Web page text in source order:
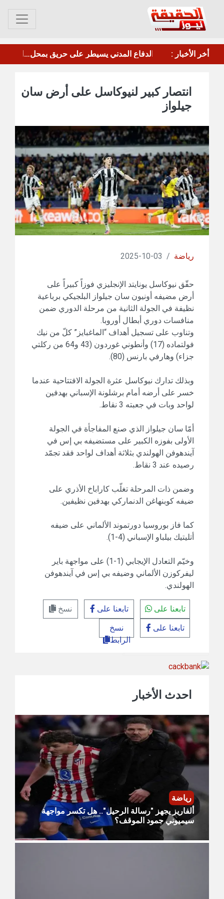
أخر الأخبار : جامعة عدن تطلق دورة متخصصة في تحقيق كتب التراث
انتصار كبير لنيوكاسل على أرض سان
جيلواز
رياضة /
03-10-2025
حقّق نيوكاسل يونايتد الإنجليزي فوزاً كبيراً على
أرض مضيفه أونيون سان جيلواز البلجيكي برباعية
نظيفة في الجولة الثانية من مرحلة الدوري ضمن
منافسات دوري أبطال أوروبا.
وتناوب على تسجيل أهداف “الماغبايز” كلّ من نيك
فولتماده (17) وأنطوني غوردون (43 و64 من ركلتي
جزاء) وهارفي بارنس (80).
وبذلك تدارك نيوكاسل عثرة الجولة الافتتاحية عندما
خسر على أرضه أمام برشلونة الإسباني بهدفين
لواحد وبات في جعبته 3 نقاط.
أمّا سان جيلواز الذي صنع المفاجأة في الجولة
الأولى بفوزه الكبير على مستضيفه بي إس في
آيندهوفن الهولندي بثلاثة أهداف لواحد فقد تجمّد
رصيده عند 3 نقاط.
وضمن ذات المرحلة تغلّب كاراباخ الأذري على
ضيفه كوبنهاغن الدنماركي بهدفين نظيفين.
كما فاز بوروسيا دورتموند الألماني على ضيفه
أتليتيك بيلباو الإسباني (4-1).
وخيّم التعادل الإيجابي (1-1) على مواجهة باير
ليفركوزن الألماني وضيفه بي إس في آيندهوفن
الهولندي.
تابعنا على تابعنا على
نسخ
تابعنا على
نسخ
الرابط
احدث الأخبار
رياضة
ألفاريز يجهز "رسالة الرحيل".. هل تكسر مواجهة
سيميوني جمود الموقف؟